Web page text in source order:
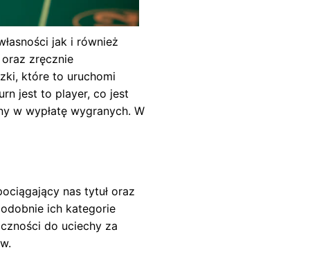
jak i również
zręcznie
które to uruchomi
jest to player, co jest
w wypłatę wygranych. W
nas tytuł oraz
ich kategorie
do uciechy za